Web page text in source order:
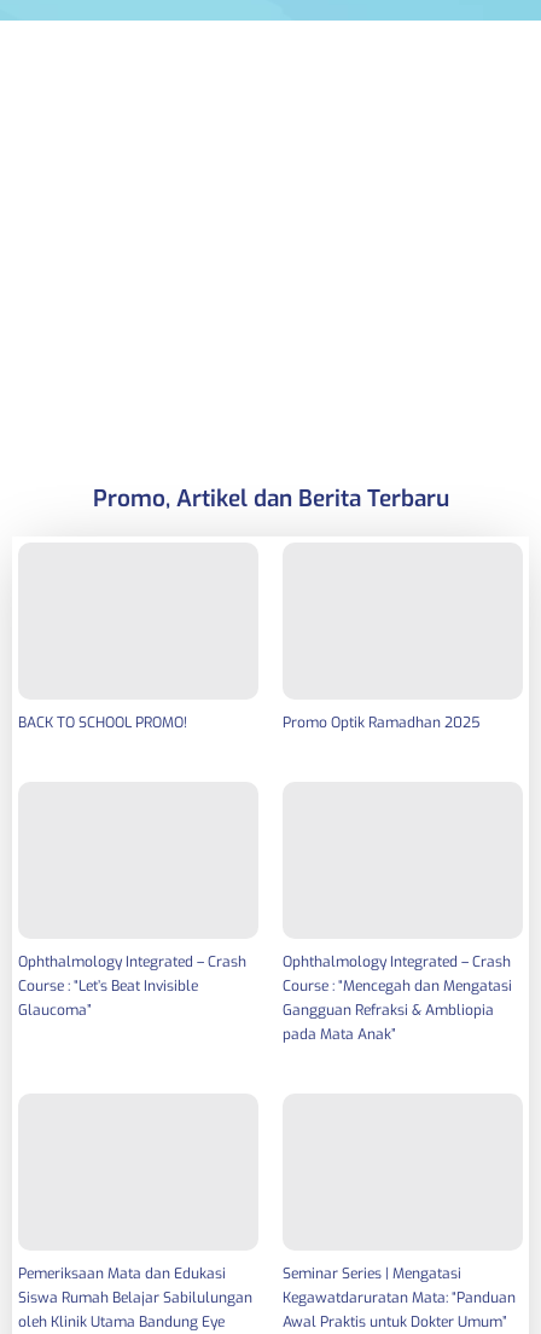
Promo, Artikel dan Berita Terbaru
BACK TO SCHOOL PROMO! Promo Optik Ramadhan 2025
Ophthalmology Integrated – Crash
Course : “Let’s Beat Invisible
Glaucoma”
Ophthalmology Integrated – Crash
Course : “Mencegah dan Mengatasi
Gangguan Refraksi & Ambliopia
pada Mata Anak”
Pemeriksaan Mata dan Edukasi
Siswa Rumah Belajar Sabilulungan
oleh Klinik Utama Bandung Eye
Seminar Series | Mengatasi
Kegawatdaruratan Mata: “Panduan
Awal Praktis untuk Dokter Umum”